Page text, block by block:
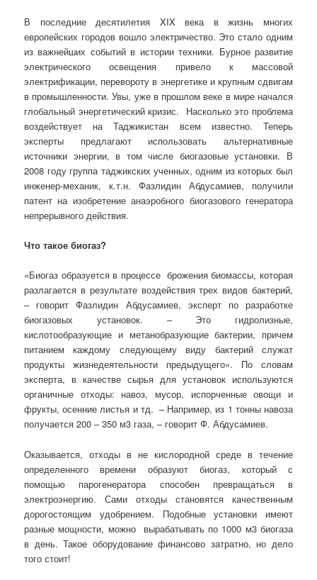
В последние десятилетия XIX века в жизнь многих
европейских городов вошло электричество. Это стало одним
из важнейших событий в истории техники. Бурное развитие
электрического освещения привело к массовой
электрификации, перевороту в энергетике и крупным сдвигам
в промышленности. Увы, уже в прошлом веке в мире начался
глобальный энергетический кризис. Насколько это проблема
воздействует на Таджикистан всем известно. Теперь
эксперты предлагают использовать альтернативные
источники энергии, в том числе биогазовые установки. В
2008 году группа таджикских ученных, одним из которых был
инженер-механик, к.т.н. Фазлидин Абдусамиев, получили
патент на изобретение анаэробного биогазового генератора
непрерывного действия.
Что такое биогаз?
«Биогаз образуется в процессе брожения биомассы, которая
разлагается в результате воздействия трех видов бактерий,
– говорит Фазлидин Абдусамиев, эксперт по разработке
биогазовых установок. – Это гидролизные,
кислотообразующие и метанобразующие бактерии, причем
питанием каждому следующему виду бактерий служат
продукты жизнедеятельности предыдущего». По словам
эксперта, в качестве сырья для установок используются
органичные отходы: навоз, мусор, испорченные овощи и
фрукты, осенние листья и тд. – Например, из 1 тонны навоза
получается 200 – 350 м3 газа, – говорит Ф. Абдусамиев.
Оказывается, отходы в не кислородной среде в течение
определенного времени образуют биогаз, который с
помощью парогенератора способен превращаться в
электроэнергию. Сами отходы становятся качественным
дорогостоящим удобрением. Подобные установки имеют
разные мощности, можно вырабатывать по 1000 м3 биогаза
в день. Такое оборудование финансово затратно, но дело
того стоит!